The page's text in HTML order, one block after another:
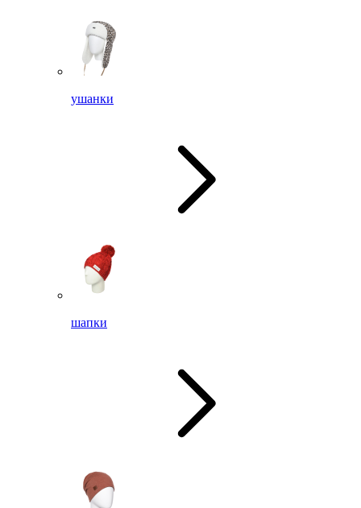
ушанки
шапки